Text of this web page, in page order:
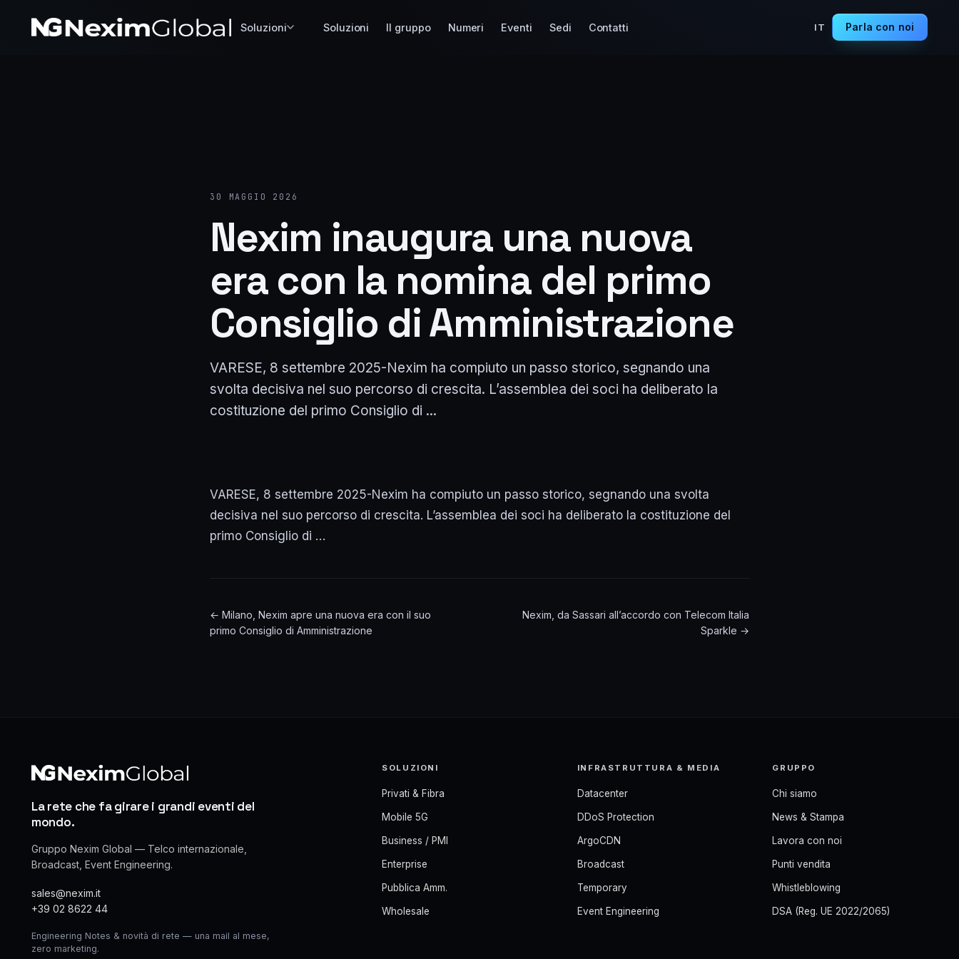
Soluzioni Soluzioni Il gruppo Numeri Eventi Sedi Contatti IT Parla con noi
30 MAGGIO 2026
Nexim inaugura una nuova
era con la nomina del primo
Consiglio di Amministrazione
VARESE, 8 settembre 2025-Nexim ha compiuto un passo storico, segnando una
svolta decisiva nel suo percorso di crescita. L’assemblea dei soci ha deliberato la
costituzione del primo Consiglio di ...
VARESE, 8 settembre 2025-Nexim ha compiuto un passo storico, segnando una svolta
decisiva nel suo percorso di crescita. L’assemblea dei soci ha deliberato la costituzione del
primo Consiglio di …
← Milano, Nexim apre una nuova era con il suo
primo Consiglio di Amministrazione
Nexim, da Sassari all’accordo con Telecom Italia
Sparkle →
La rete che fa girare i grandi eventi del
mondo.
Gruppo Nexim Global — Telco internazionale,
Broadcast, Event Engineering.
sales@nexim.it
+39 02 8622 44
Engineering Notes & novità di rete — una mail al mese,
zero marketing.
SOLUZIONI
Privati & Fibra
Mobile 5G
Business / PMI
Enterprise
Pubblica Amm.
Wholesale
INFRASTRUTTURA & MEDIA
Datacenter
DDoS Protection
ArgoCDN
Broadcast
Temporary
Event Engineering
GRUPPO
Chi siamo
News & Stampa
Lavora con noi
Punti vendita
Whistleblowing
DSA (Reg. UE 2022/2065)